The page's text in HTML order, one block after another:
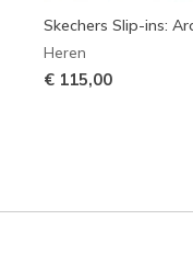
Skechers Slip-ins:
Heren
€ 115,00